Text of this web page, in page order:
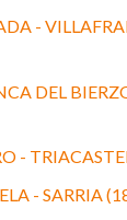
-
DEL
-
- SARRIA